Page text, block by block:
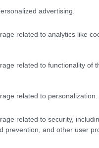
advertising.
related to analytics like
related to functionality of
related to personalization.
related to security,
prevention, and other user